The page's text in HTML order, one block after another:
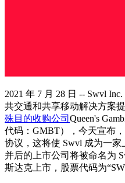
2021 年 7 月 28 日 -- Swvl
共交通和共享移动解决方案
殊目的收购公司 Queen's
代码：GMBT），今天宣布
协议，这将使 Swvl 成为一
并后的上市公司将被命名为
斯达克上市，股票代码为